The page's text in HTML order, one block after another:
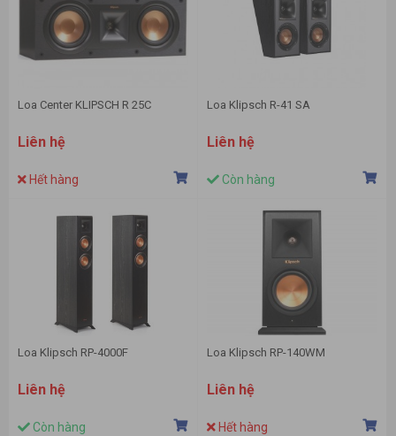
Loa Center KLIPSCH R 25C
Liên hệ
Hết hàng
Loa Klipsch R-41 SA
Liên hệ
Còn hàng
Loa Klipsch RP-4000F
Liên hệ
Còn hàng
Loa Klipsch RP-140WM
Liên hệ
Hết hàng